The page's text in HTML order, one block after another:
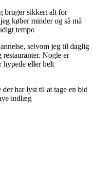
bruger sikkert alt for
køber minder og så må
tempo
selvom jeg til daglig
Nogle er
hypede eller helt
har lyst til at tage en bid
indlæg